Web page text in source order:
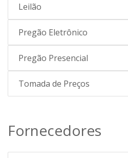
Leilão
Pregão Eletrônico
Pregão Presencial
Tomada de Preços
Fornecedores